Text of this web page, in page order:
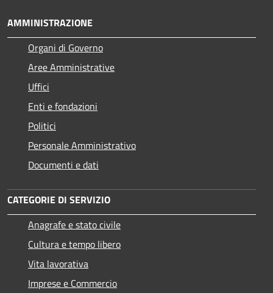
AMMINISTRAZIONE
Organi di Governo
Aree Amministrative
Uffici
Enti e fondazioni
Politici
Personale Amministrativo
Documenti e dati
CATEGORIE DI SERVIZIO
Anagrafe e stato civile
Cultura e tempo libero
Vita lavorativa
Imprese e Commercio